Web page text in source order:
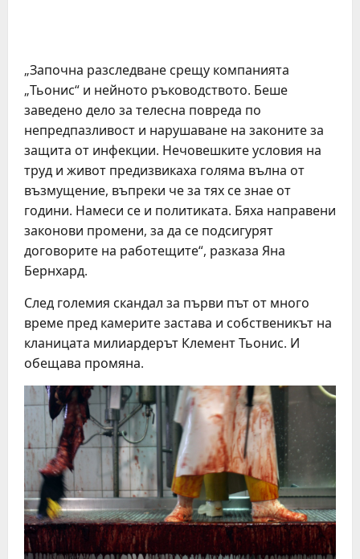
„Започна разследване срещу компанията
„Тьонис“ и нейното ръководството. Беше
заведено дело за телесна повреда по
непредпазливост и нарушаване на законите за
защита от инфекции. Нечовешките условия на
труд и живот предизвикаха голяма вълна от
възмущение, въпреки че за тях се знае от
години. Намеси се и политиката. Бяха направени
законови промени, за да се подсигурят
договорите на работещите“, разказа Яна
Бернхард.
След големия скандал за първи път от много
време пред камерите застава и собственикът на
кланицата милиардерът Клемент Тьонис. И
обещава промяна.